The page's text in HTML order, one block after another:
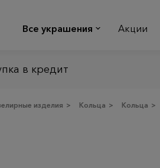
Все украшения Акции
в кредит
изделия > Кольца > Кольца >